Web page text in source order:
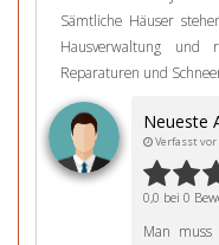
Sämtliche Häuser
Hausverwaltung und
Reparaturen und
Neueste
Verfasst vor
0,0 bei 0
Man